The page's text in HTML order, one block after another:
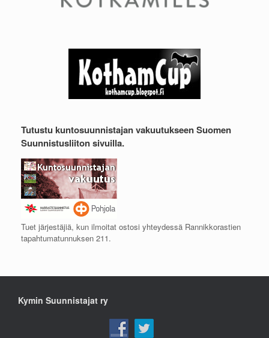
Tutustu kuntosuunnistajan vakuutukseen Suomen
Suunnistusliiton sivuilla.
Tuet järjestäjiä, kun ilmoitat ostosi yhteydessä Rannikkorastien
tapahtumatunnuksen 211.
Kymin Suunnistajat ry